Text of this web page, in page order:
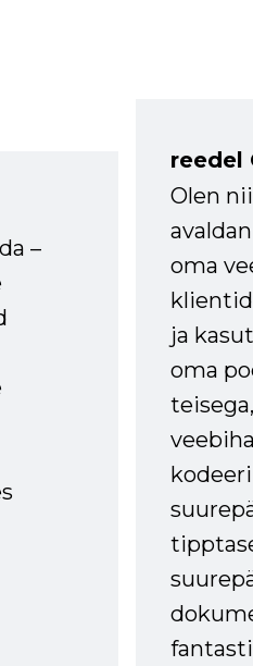
–
reedel
Olen
oma
ja
oma